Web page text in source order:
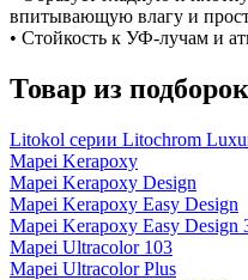
впитывающую влагу и
• Стойкость к УФ-лучам и
Товар из подборок
Litokol серии Litochrom
Mapei Kerapoxy
Mapei Kerapoxy Design
Mapei Kerapoxy Easy Design
Mapei Kerapoxy Easy Design
Mapei Ultracolor 103
Mapei Ultracolor Plus